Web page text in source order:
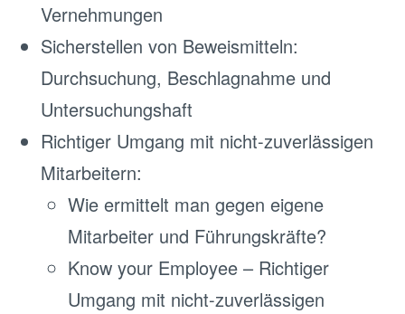
Vernehmungen
Sicherstellen von Beweismitteln:
Durchsuchung, Beschlagnahme und
Untersuchungshaft
Richtiger Umgang mit nicht-zuverlässigen
Mitarbeitern:
Wie ermittelt man gegen eigene
Mitarbeiter und Führungskräfte?
Know your Employee – Richtiger
Umgang mit nicht-zuverlässigen